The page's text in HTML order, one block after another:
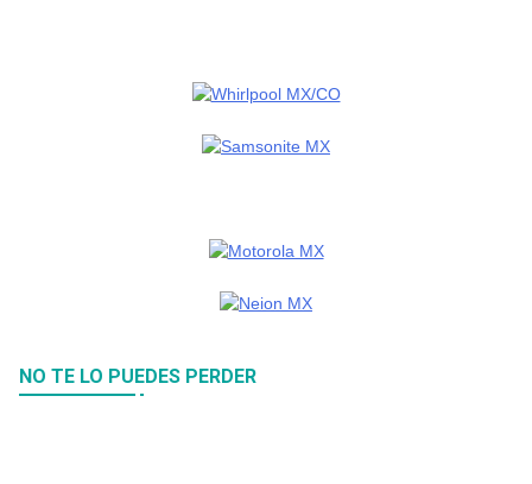
NO TE LO PUEDES PERDER